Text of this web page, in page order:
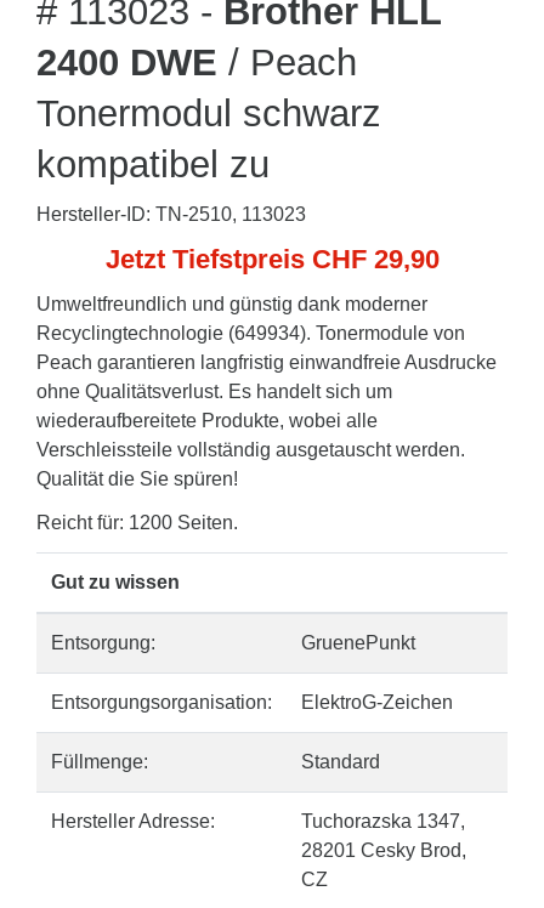
# 113023 - Brother HLL
2400 DWE / Peach
Tonermodul schwarz
kompatibel zu
Hersteller-ID: TN-2510, 113023
Jetzt Tiefstpreis CHF 29,90
Umweltfreundlich und günstig dank moderner
Recyclingtechnologie (649934). Tonermodule von
Peach garantieren langfristig einwandfreie Ausdrucke
ohne Qualitätsverlust. Es handelt sich um
wiederaufbereitete Produkte, wobei alle
Verschleissteile vollständig ausgetauscht werden.
Qualität die Sie spüren!
Reicht für: 1200 Seiten.
Gut zu wissen
Entsorgung: GruenePunkt
Entsorgungsorganisation: ElektroG-Zeichen
Füllmenge: Standard
Hersteller Adresse:
Tuchorazska 1347,
28201 Cesky Brod,
CZ